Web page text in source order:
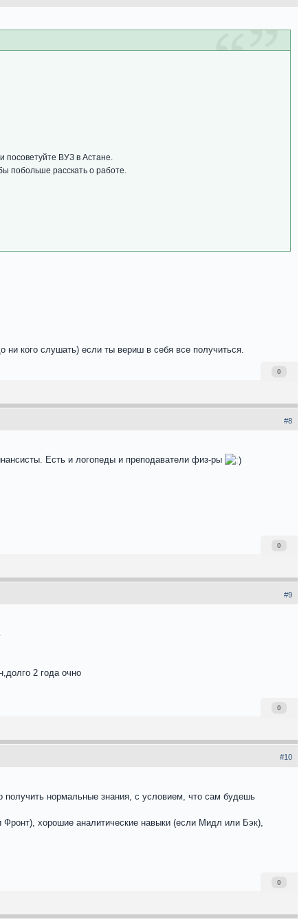
посоветуйте ВУЗ в Астане.
побольше расскать о работе.
ни кого слушать) если ты вериш в себя все получиться.
0
#8
Есть и логопеды и преподаватели физ-ры
0
#9
2 года очно
0
#10
получить нормальные знания, с условием, что сам будешь
хорошие аналитические навыки (если Мидл или Бэк),
0